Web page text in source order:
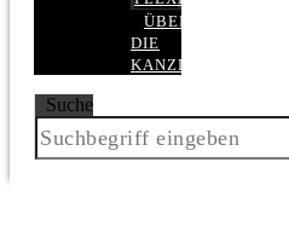
ÜBER
DIE
KANZLEI
Suche